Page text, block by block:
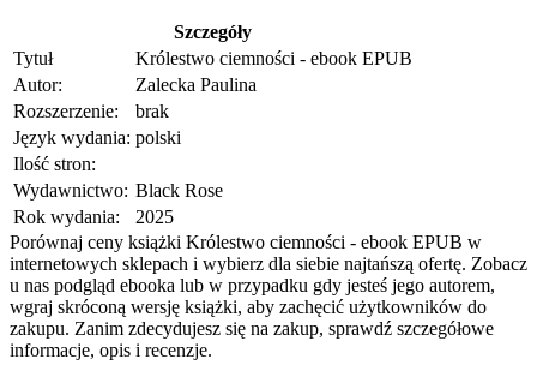
Szczegóły
Tytuł
Królestwo ciemności - ebook EPUB
Autor:
Zalecka Paulina
Rozszerzenie:
brak
Język wydania: polski
Ilość stron:
Wydawnictwo: Black Rose
Rok wydania:
2025
Porównaj ceny książki Królestwo ciemności - ebook EPUB w
internetowych sklepach i wybierz dla siebie najtańszą ofertę. Zobacz
u nas podgląd ebooka lub w przypadku gdy jesteś jego autorem,
wgraj skróconą wersję książki, aby zachęcić użytkowników do
zakupu. Zanim zdecydujesz się na zakup, sprawdź szczegółowe
informacje, opis i recenzje.